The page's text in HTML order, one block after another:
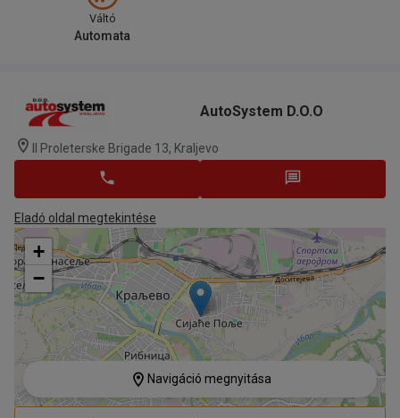
Váltó
Automata
AutoSystem D.O.O
II Proleterske Brigade 13, Kraljevo
Eladó oldal megtekintése
+
−
Navigáció megnyitása